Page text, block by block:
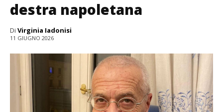
destra napoletana
Di Virginia Iadonisi
11 GIUGNO 2026